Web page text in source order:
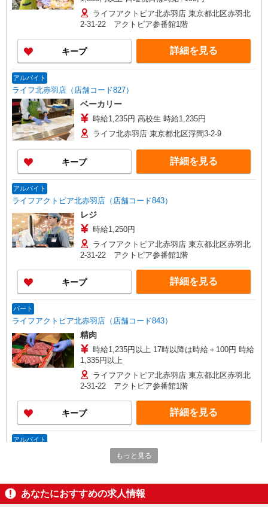
ライフアクトピア北赤羽店 東京都北区赤羽北
2-31-22 アクトピア参番館1階
キープ 詳細を見る
アルバイト
ライフ北赤羽店（店舗コード827）
ベーカリー
時給1,235円 高校生 時給1,235円
ライフ北赤羽店 東京都北区浮間3-2-9
キープ 詳細を見る
アルバイト
ライフアクトピア北赤羽店（店舗コード843）
レジ
時給1,250円
ライフアクトピア北赤羽店 東京都北区赤羽北
2-31-22 アクトピア参番館1階
キープ 詳細を見る
パート
ライフアクトピア北赤羽店（店舗コード843）
精肉
時給1,235円以上 17時以降は時給＋100円 時給
1,335円以上
ライフアクトピア北赤羽店 東京都北区赤羽北
2-31-22 アクトピア参番館1階
キープ 詳細を見る
アルバイト
ライフ北赤羽店（店舗コード827）
作業場清掃
ライフ北赤羽店 東京都北区浮間3-2-9
もっと見る
あなたにおすすめの求人情報